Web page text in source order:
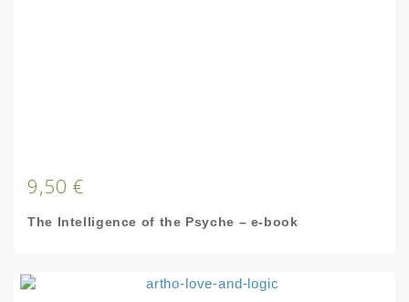
9,50 €
The Intelligence of the Psyche – e-book